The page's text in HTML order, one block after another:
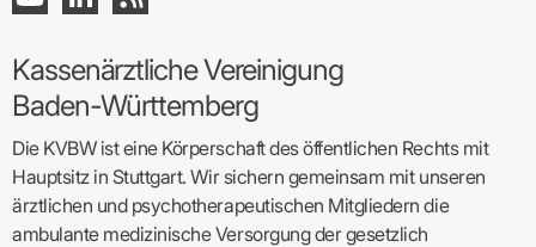
Kassenärztliche Vereinigung
Baden-Württemberg
Die KVBW ist eine Körperschaft des öffentlichen Rechts mit
Hauptsitz in Stuttgart. Wir sichern gemeinsam mit unseren
ärztlichen und psychotherapeutischen Mitgliedern die
ambulante medizinische Versorgung der gesetzlich